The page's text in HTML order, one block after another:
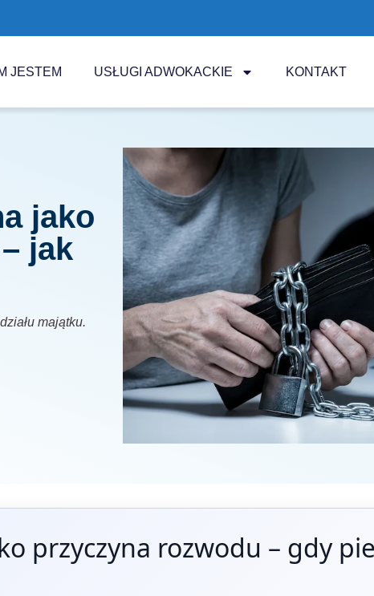
JESTEM USŁUGI ADWOKACKIE KONTAKT
jako
jak
majątku.
przyczyna rozwodu – gdy